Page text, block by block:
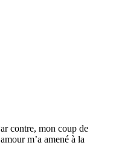
contre, mon coup de
m’a amené à la